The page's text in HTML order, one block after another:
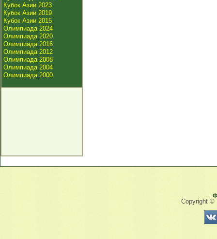
Кубок Азии 2023
Кубок Азии 2019
Кубок Азии 2015
Олимпиада 2024
Олимпиада 2020
Олимпиада 2016
Олимпиада 2012
Олимпиада 2008
Олимпиада 2004
Олимпиада 2000
Copyright ©